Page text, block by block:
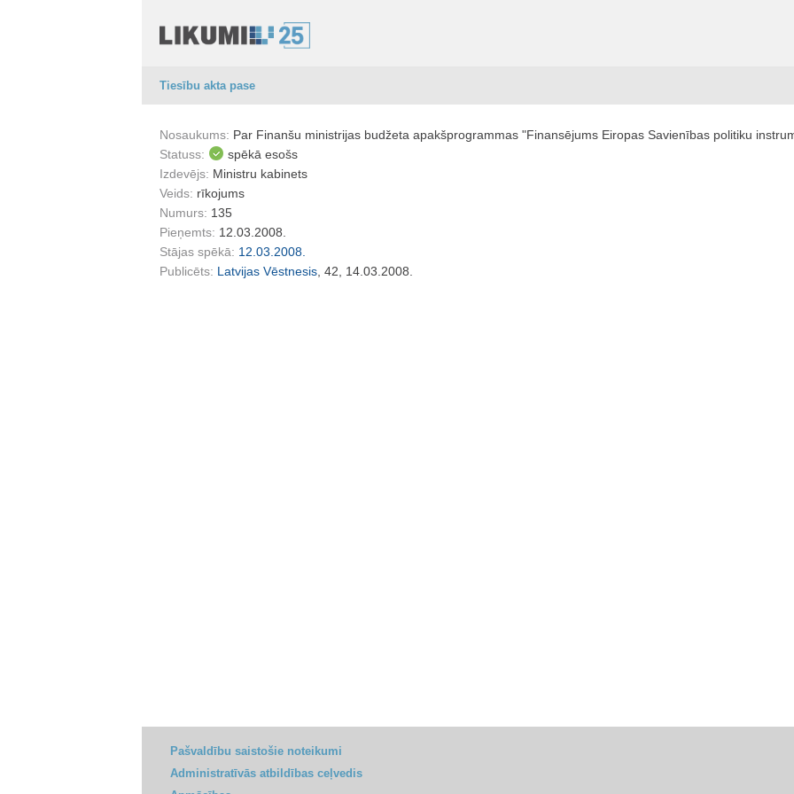
Tiesību akta pase
Nosaukums: Par Finanšu ministrijas budžeta apakšprogrammas "Finansējums Eiropas Savienības politiku
Statuss:
spēkā esošs
Izdevējs: Ministru kabinets
Veids: rīkojums
Numurs: 135
Pieņemts: 12.03.2008.
Stājas spēkā: 12.03.2008.
Publicēts: Latvijas Vēstnesis , 42, 14.03.2008.
Pašvaldību saistošie noteikumi
Administratīvās atbildības ceļvedis